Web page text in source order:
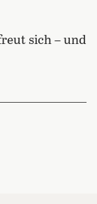
sich – und